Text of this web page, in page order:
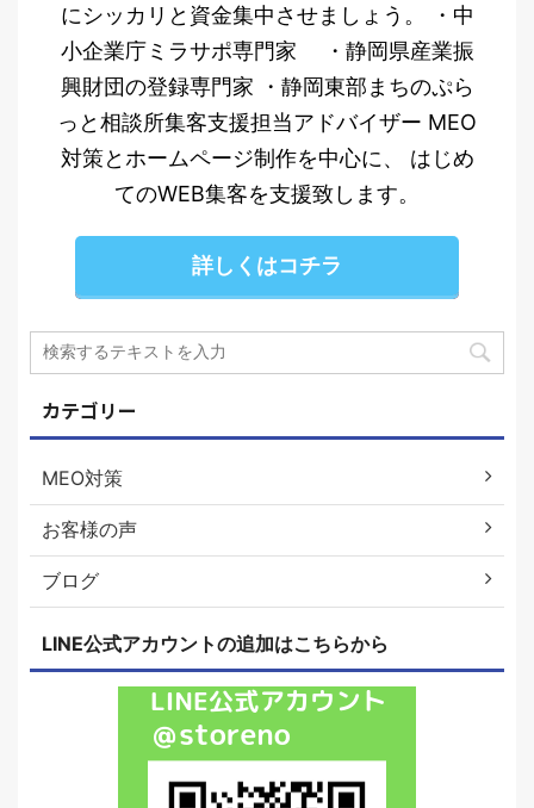
にシッカリと資金集中させましょう。 ・中
小企業庁ミラサポ専門家 ・静岡県産業振
興財団の登録専門家 ・静岡東部まちのぷら
っと相談所集客支援担当アドバイザー MEO
対策とホームページ制作を中心に、 はじめ
てのWEB集客を支援致します。
詳しくはコチラ
カテゴリー
MEO対策
お客様の声
ブログ
LINE公式アカウントの追加はこちらから